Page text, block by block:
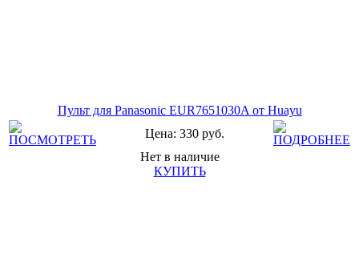
Пульт для Panasonic EUR7651030A от Huayu
Цена: 330 руб.
Нет в наличие
КУПИТЬ